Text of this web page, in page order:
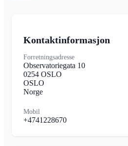
Kontaktinformasjon
Forretningsadresse
Observatoriegata 10
0254 OSLO
OSLO
Norge
Mobil
+4741228670